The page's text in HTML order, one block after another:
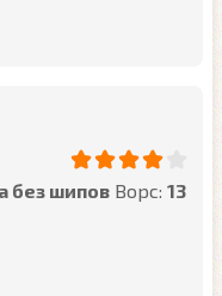
без шипов Ворс: 13